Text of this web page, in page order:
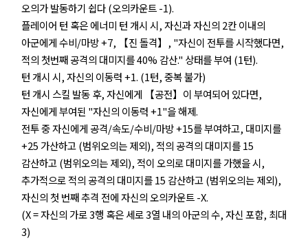
오의가 발동하기 쉽다 (오의카운트 -1).
플레이어 턴 혹은 에너미 턴 개시 시, 자신과 자신의 2칸 이내의
아군에게 수비/마방 +7, 【진 돌격】, "자신이 전투를 시작했다면,
적의 첫번째 공격의 대미지를 40% 감산." 상태를 부여 (1턴).
턴 개시 시, 자신의 이동력 +1. (1턴, 중복 불가)
턴 개시 스킬 발동 후, 자신에게 【공전】이 부여되어 있다면,
자신에게 부여된 "자신의 이동력 +1"을 해제.
전투 중 자신에게 공격/속도/수비/마방 +15를 부여하고, 대미지를
+25 가산하고 (범위오의는 제외), 적의 공격의 대미지를 15
감산하고 (범위오의는 제외), 적이 오의로 대미지를 가했을 시,
추가적으로 적의 공격의 대미지를 15 감산하고 (범위오의는 제외),
자신의 첫 번째 추격 전에 자신의 오의카운트 -X.
(X = 자신의 가로 3행 혹은 세로 3열 내의 아군의 수, 자신 포함, 최대
3)